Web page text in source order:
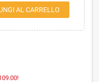
AL CARRELLO